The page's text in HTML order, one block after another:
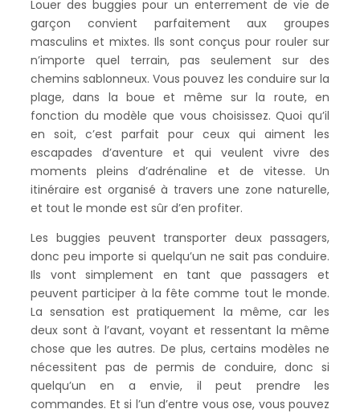
Louer des buggies pour un enterrement de vie de
garçon convient parfaitement aux groupes
masculins et mixtes. Ils sont conçus pour rouler sur
n’importe quel terrain, pas seulement sur des
chemins sablonneux. Vous pouvez les conduire sur la
plage, dans la boue et même sur la route, en
fonction du modèle que vous choisissez. Quoi qu’il
en soit, c’est parfait pour ceux qui aiment les
escapades d’aventure et qui veulent vivre des
moments pleins d’adrénaline et de vitesse. Un
itinéraire est organisé à travers une zone naturelle,
et tout le monde est sûr d’en profiter.
Les buggies peuvent transporter deux passagers,
donc peu importe si quelqu’un ne sait pas conduire.
Ils vont simplement en tant que passagers et
peuvent participer à la fête comme tout le monde.
La sensation est pratiquement la même, car les
deux sont à l’avant, voyant et ressentant la même
chose que les autres. De plus, certains modèles ne
nécessitent pas de permis de conduire, donc si
quelqu’un en a envie, il peut prendre les
commandes. Et si l’un d’entre vous ose, vous pouvez